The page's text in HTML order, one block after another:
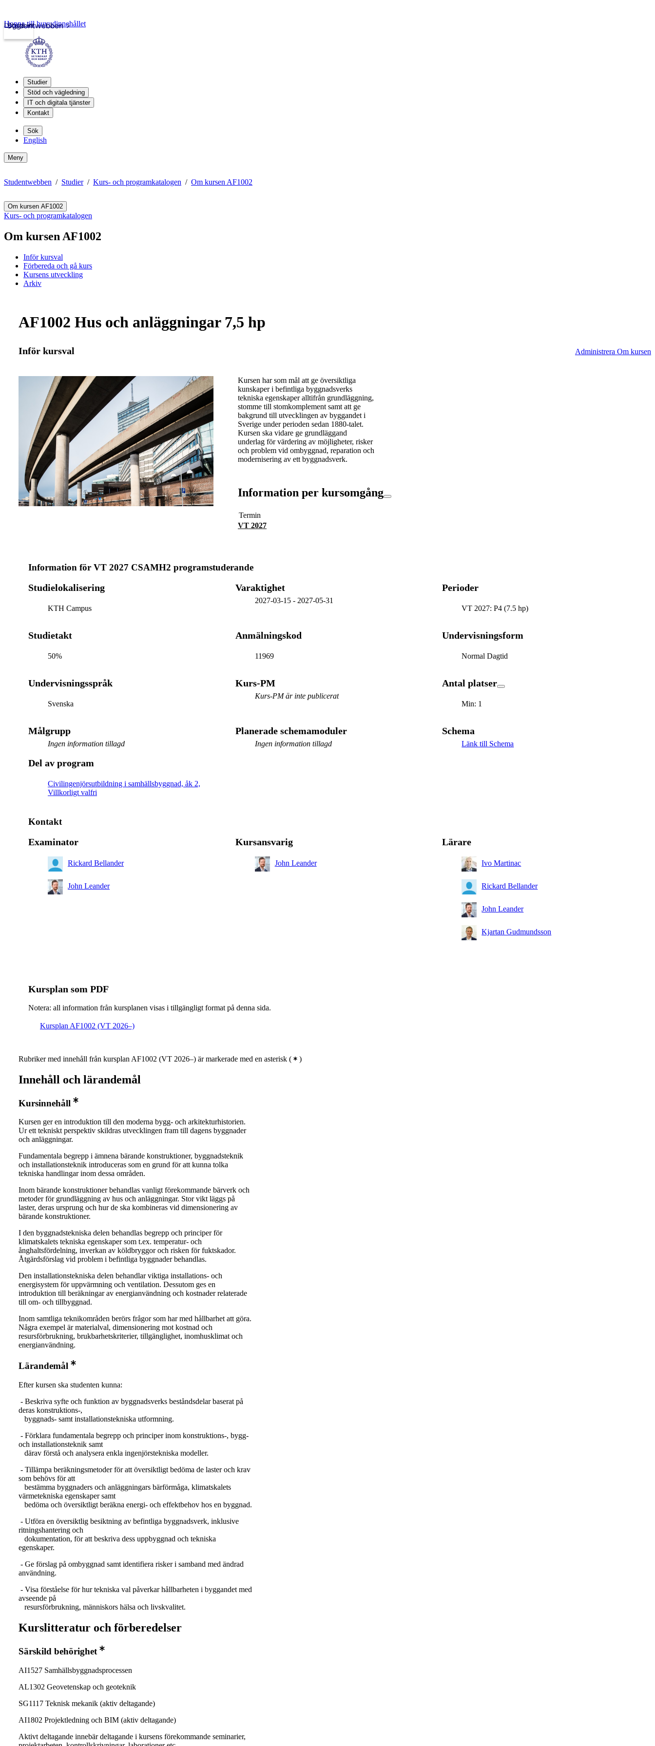
Studentwebben
Logga in
Hoppa till huvudinnehållet
Studier
Stöd och vägledning
IT och digitala tjänster
Kontakt
Sök
English
Meny
Studentwebben Studier Kurs- och programkatalogen Om kursen AF1002
Om kursen AF1002
Kurs- och programkatalogen
Om kursen AF1002
Inför kursval
Förbereda och gå kurs
Kursens utveckling
Arkiv
AF1002 Hus och anläggningar 7,5 hp
Inför kursval Administrera Om kursen
Kursen har som mål att ge översiktliga
kunskaper i befintliga byggnadsverks
tekniska egenskaper alltifrån grundläggning,
stomme till stomkomplement samt att ge
bakgrund till utvecklingen av byggandet i
Sverige under perioden sedan 1880-talet.
Kursen ska vidare ge grundläggand
underlag för värdering av möjligheter, risker
och problem vid ombyggnad, reparation och
modernisering av ett byggnadsverk.
Information per kursomgång
Termin
VT 2027
Information för VT 2027 CSAMH2 programstuderande
Studielokalisering
KTH Campus
Varaktighet
2027-03-15- 2027-05-31
Perioder
VT 2027: P4 (7.5 hp)
Studietakt
50%
Anmälningskod
11969
Undervisningsform
Normal Dagtid
Undervisningsspråk
Svenska
Kurs-PM
Kurs-PM är inte publicerat
Antal platser
Min: 1
Målgrupp
Ingen information tillagd
Planerade schemamoduler
Ingen information tillagd
Schema
Länk till Schema
Del av program
Civilingenjörsutbildning i samhällsbyggnad, åk 2,
Villkorligt valfri
Kontakt
Examinator
Rickard Bellander
John Leander
Kursansvarig
John Leander
Lärare
Ivo Martinac
Rickard Bellander
John Leander
Kjartan Gudmundsson
Kursplan som PDF
Notera: all information från kursplanen visas i tillgängligt format på denna sida.
Kursplan AF1002 (VT 2026–)
Rubriker med innehåll från kursplan AF1002 (VT 2026–) är markerade med en asterisk ( )
Innehåll och lärandemål
Kursinnehåll
Kursen ger en introduktion till den moderna bygg- och arkitekturhistorien.
Ur ett tekniskt perspektiv skildras utvecklingen fram till dagens byggnader
och anläggningar.
Fundamentala begrepp i ämnena bärande konstruktioner, byggnadsteknik
och installationsteknik introduceras som en grund för att kunna tolka
tekniska handlingar inom dessa områden.
Inom bärande konstruktioner behandlas vanligt förekommande bärverk och
metoder för grundläggning av hus och anläggningar. Stor vikt läggs på
laster, deras ursprung och hur de ska kombineras vid dimensionering av
bärande konstruktioner.
I den byggnadstekniska delen behandlas begrepp och principer för
klimatskalets tekniska egenskaper som t.ex. temperatur- och
ånghaltsfördelning, inverkan av köldbryggor och risken för fuktskador.
Åtgärdsförslag vid problem i befintliga byggnader behandlas.
Den installationstekniska delen behandlar viktiga installations- och
energisystem för uppvärmning och ventilation. Dessutom ges en
introduktion till beräkningar av energianvändning och kostnader relaterade
till om- och tillbyggnad.
Inom samtliga teknikområden berörs frågor som har med hållbarhet att göra.
Några exempel är materialval, dimensionering mot kostnad och
resursförbrukning, brukbarhetskriterier, tillgänglighet, inomhusklimat och
energianvändning.
Lärandemål
Efter kursen ska studenten kunna:
- Beskriva syfte och funktion av byggnadsverks beståndsdelar baserat på
deras konstruktions-,
byggnads- samt installationstekniska utformning.
- Förklara fundamentala begrepp och principer inom konstruktions-, bygg-
och installationsteknik samt
därav förstå och analysera enkla ingenjörstekniska modeller.
- Tillämpa beräkningsmetoder för att översiktligt bedöma de laster och krav
som behövs för att
bestämma byggnaders och anläggningars bärförmåga, klimatskalets
värmetekniska egenskaper samt
bedöma och översiktligt beräkna energi- och effektbehov hos en byggnad.
- Utföra en översiktlig besiktning av befintliga byggnadsverk, inklusive
ritningshantering och
dokumentation, för att beskriva dess uppbyggnad och tekniska
egenskaper.
- Ge förslag på ombyggnad samt identifiera risker i samband med ändrad
användning.
- Visa förståelse för hur tekniska val påverkar hållbarheten i byggandet med
avseende på
resursförbrukning, människors hälsa och livskvalitet.
Kurslitteratur och förberedelser
Särskild behörighet
AI1527 Samhällsbyggnadsprocessen
AL1302 Geovetenskap och geoteknik
SG1117 Teknisk mekanik (aktiv deltagande)
AI1802 Projektledning och BIM (aktiv deltagande)
Aktivt deltagande innebär deltagande i kursens förekommande seminarier,